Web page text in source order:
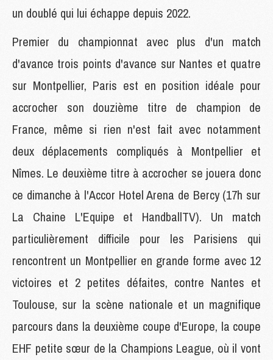
un doublé qui lui échappe depuis 2022.
Premier du championnat avec plus d'un match
d'avance trois points d'avance sur Nantes et quatre
sur Montpellier, Paris est en position idéale pour
accrocher son douzième titre de champion de
France, même si rien n'est fait avec notamment
deux déplacements compliqués à Montpellier et
Nîmes. Le deuxième titre à accrocher se jouera donc
ce dimanche à l'Accor Hotel Arena de Bercy (17h sur
La Chaine L'Equipe et HandballTV). Un match
particulièrement difficile pour les Parisiens qui
rencontrent un Montpellier en grande forme avec 12
victoires et 2 petites défaites, contre Nantes et
Toulouse, sur la scène nationale et un magnifique
parcours dans la deuxième coupe d'Europe, la coupe
EHF petite sœur de la Champions League, où il vont